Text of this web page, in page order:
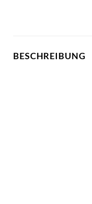
BESCHREIBUNG